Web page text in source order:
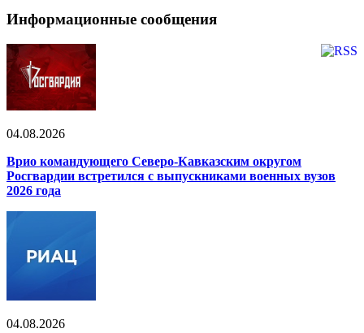
Информационные сообщения
04.08.2026
Врио командующего Северо-Кавказским округом
Росгвардии встретился с выпускниками военных вузов
2026 года
04.08.2026